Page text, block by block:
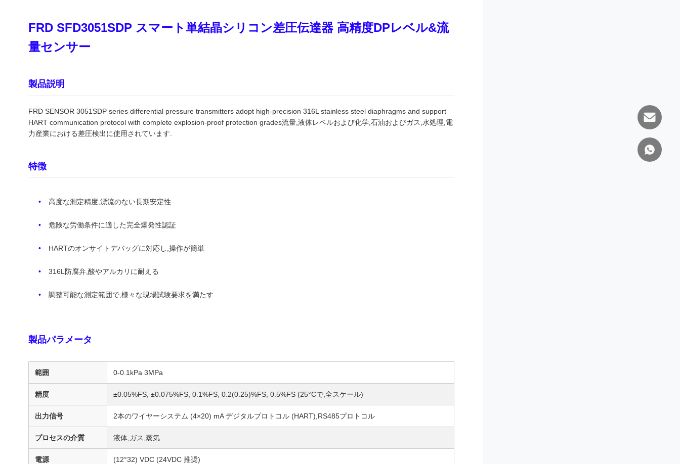
FRD SFD3051SDP スマート単結晶シリコン差圧伝達器 高精度DPレベル&流
量センサー
製品説明
FRD SENSOR 3051SDP series differential pressure transmitters adopt high-precision 316L stainless steel diaphragms and support
HART communication protocol with complete explosion-proof protection grades流量,液体レベルおよび化学,石油およびガス,水処理,電
力産業における差圧検出に使用されています.
特徴
高度な測定精度,漂流のない長期安定性
危険な労働条件に適した完全爆発性認証
HARTのオンサイトデバッグに対応し,操作が簡単
316L防腐弁,酸やアルカリに耐える
調整可能な測定範囲で,様々な現場試験要求を満たす
製品パラメータ
範囲 0-0.1kPa 3MPa
精度 ±0.05%FS, ±0.075%FS, 0.1%FS, 0.2(0.25)%FS, 0.5%FS (25°Cで,全スケール)
出力信号 2本のワイヤーシステム (4×20) mA デジタルプロトコル (HART),RS485プロトコル
プロセスの介質 液体,ガス,蒸気
電源 (12°32) VDC (24VDC 推奨)